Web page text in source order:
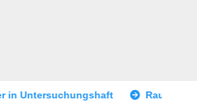
Raubüberfall im